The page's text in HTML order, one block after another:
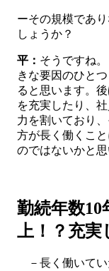
ーその規模であ
しょうか？
平： そうですね
きな要因のひと
ると思います。
を充実したり、
力を割いており
方が長く働くこ
のではないかと思
勤続年数10
上！？充実
－長く働いてい